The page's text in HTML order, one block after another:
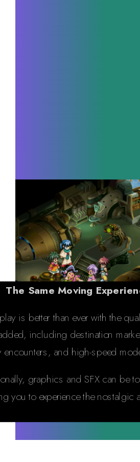
The Same Moving
is better than ever with the
including destination
encounters, and high-speed
graphics and SFX can be
you to experience the nostalgic